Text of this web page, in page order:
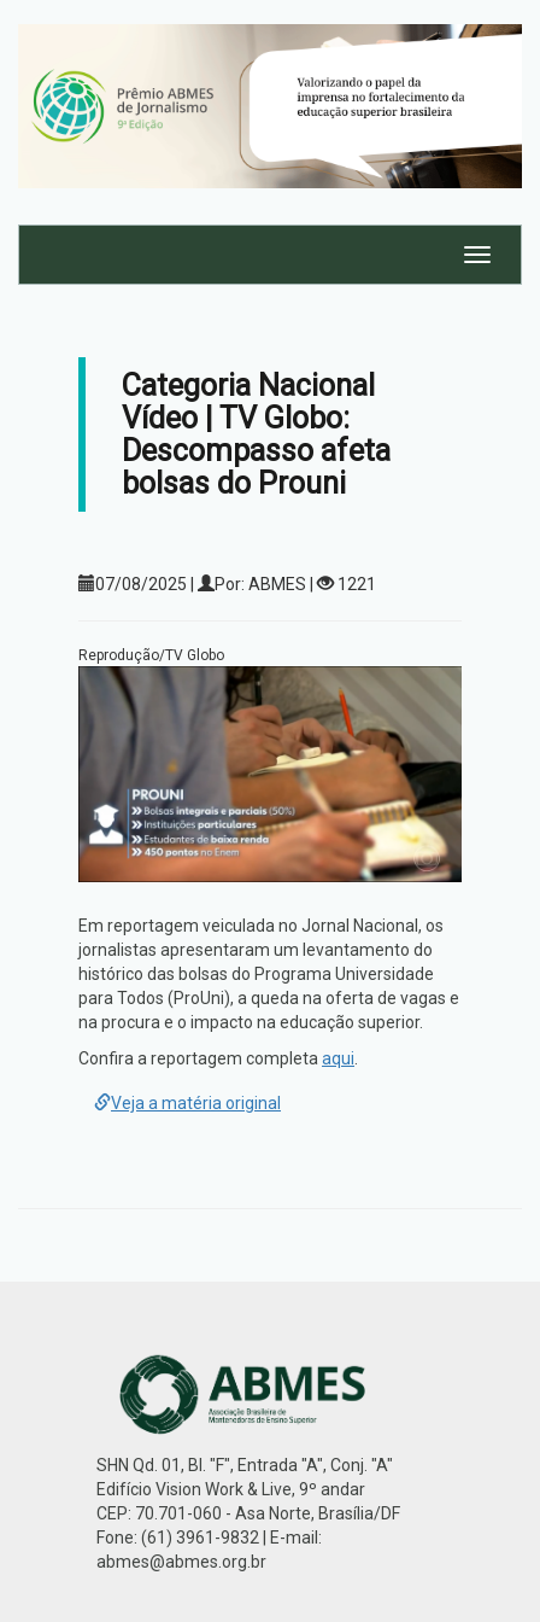
Categoria Nacional
Vídeo | TV Globo:
Descompasso afeta
bolsas do Prouni
07/08/2025 | Por: ABMES | 1221
Reprodução/TV Globo
Em reportagem veiculada no Jornal Nacional, os
jornalistas apresentaram um levantamento do
histórico das bolsas do Programa Universidade
para Todos (ProUni), a queda na oferta de vagas e
na procura e o impacto na educação superior.
Confira a reportagem completa aqui
Veja a matéria original
SHN Qd. 01, Bl. "F", Entrada "A", Conj. "A"
Edifício Vision Work & Live, 9º andar
CEP: 70.701-060 - Asa Norte, Brasília/DF
Fone: (61) 3961-9832 | E-mail:
abmes@abmes.org.br